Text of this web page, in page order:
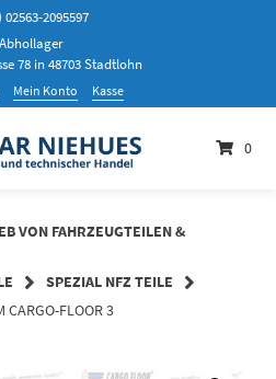
02563-2095597
Abhollager
78 in 48703 Stadtlohn
Mein Konto Kasse
0
VON FAHRZEUGTEILEN &
SPEZIAL NFZ TEILE
CARGO-FLOOR 3